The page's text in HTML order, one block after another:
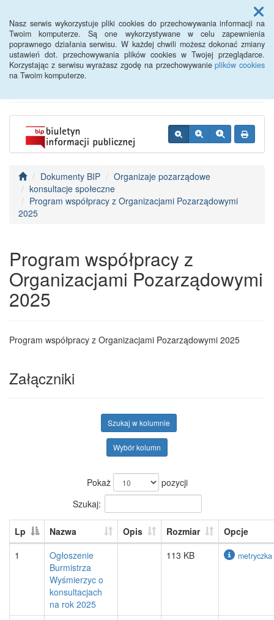
Nasz serwis wykorzystuje pliki cookies do przechowywania informacji na
Twoim komputerze. Są one wykorzystywane w celu zapewnienia
poprawnego działania serwisu. W każdej chwili możesz dokonać zmiany
ustawień dot. przechowywania plików cookies w Twojej przeglądarce.
Korzystając z serwisu wyrażasz zgodę na przechowywanieplików cookies
na Twoim komputerze.
Menu
BIP - Urząd Miejski
Wyśmierzyce
Dokumenty BIP
Organizaje pozarządowe
konsultacje społeczne
Program współpracy z Organizacjami Pozarządowymi
2025
Program współpracy z
Organizacjami Pozarządowymi
2025
Program współpracy z Organizacjami Pozarządowymi 2025
Załączniki
Szukaj w kolumnie
Wybór kolumn
Pokaż
pozycji
Szukaj:
Lp Nazwa Opis Rozmiar
Opcje
1
Ogłoszenie
Burmistrza
Wyśmierzyc o
konsultacjach
na rok 2025
113 KB metryczka